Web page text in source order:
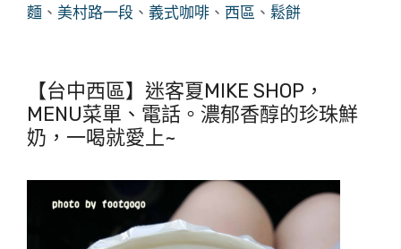
麵 、 美村路一段 、 義式咖啡 、 西區 、 鬆餅
【台中西區】迷客夏MIKE SHOP，
MENU菜單、電話。濃郁香醇的珍珠鮮
奶，一喝就愛上~